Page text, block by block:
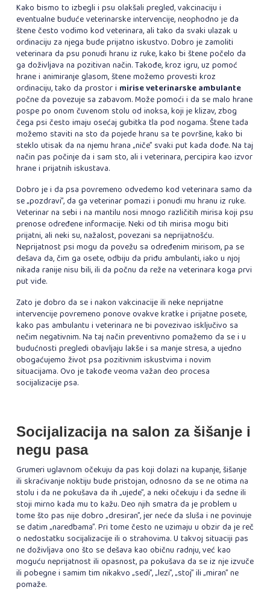
Kako bismo to izbegli i psu olakšali pregled, vakcinaciju i
eventualne buduće veterinarske intervencije, neophodno je da
štene često vodimo kod veterinara, ali tako da svaki ulazak u
ordinaciju za njega bude prijatno iskustvo. Dobro je zamoliti
veterinara da psu ponudi hranu iz ruke, kako bi štene počelo da
ga doživljava na pozitivan način. Takođe, kroz igru, uz pomoć
hrane i animiranje glasom, štene možemo provesti kroz
ordinaciju, tako da prostor i mirise veterinarske ambulante
počne da povezuje sa zabavom. Može pomoći i da se malo hrane
pospe po onom čuvenom stolu od inoksa, koji je klizav, zbog
čega psi često imaju osećaj gubitka tla pod nogama. Štene tada
možemo staviti na sto da pojede hranu sa te površine, kako bi
steklo utisak da na njemu hrana „niče” svaki put kada dođe. Na taj
način pas počinje da i sam sto, ali i veterinara, percipira kao izvor
hrane i prijatnih iskustava.
Dobro je i da psa povremeno odvedemo kod veterinara samo da
se „pozdravi”, da ga veterinar pomazi i ponudi mu hranu iz ruke.
Veterinar na sebi i na mantilu nosi mnogo različitih mirisa koji psu
prenose određene informacije. Neki od tih mirisa mogu biti
prijatni, ali neki su, nažalost, povezani sa neprijatnošću.
Neprijatnost psi mogu da povežu sa određenim mirisom, pa se
dešava da, čim ga osete, odbiju da priđu ambulanti, iako u njoj
nikada ranije nisu bili, ili da počnu da reže na veterinara koga prvi
put vide.
Zato je dobro da se i nakon vakcinacije ili neke neprijatne
intervencije povremeno ponove ovakve kratke i prijatne posete,
kako pas ambulantu i veterinara ne bi povezivao isključivo sa
nečim negativnim. Na taj način preventivno pomažemo da se i u
budućnosti pregledi obavljaju lakše i sa manje stresa, a ujedno
obogaćujemo život psa pozitivnim iskustvima i novim
situacijama. Ovo je takođe veoma važan deo procesa
socijalizacije psa.
Socijalizacija na salon za šišanje i
negu pasa
Grumeri uglavnom očekuju da pas koji dolazi na kupanje, šišanje
ili skraćivanje noktiju bude pristojan, odnosno da se ne otima na
stolu i da ne pokušava da ih „ujede”, a neki očekuju i da sedne ili
stoji mirno kada mu to kažu. Deo njih smatra da je problem u
tome što pas nije dobro „dresiran”, jer neće da sluša i ne povinuje
se datim „naredbama”. Pri tome često ne uzimaju u obzir da je reč
o nedostatku socijalizacije ili o strahovima. U takvoj situaciji pas
ne doživljava ono što se dešava kao običnu radnju, već kao
moguću neprijatnost ili opasnost, pa pokušava da se iz nje izvuče
ili pobegne i samim tim nikakvo „sedi”, „lezi”, „stoj” ili „miran” ne
pomaže.